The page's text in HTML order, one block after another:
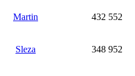
Martin 432 552
Sleza 348 952